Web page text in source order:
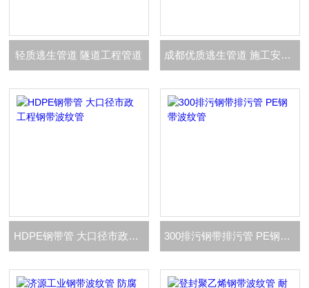
轻质逃生管道 隧道工程管道 成都优质逃生管道 施工安全通道
HDPE钢带管 大口径市政工程钢带波纹管 300排污钢带排污管 PE钢带波纹管